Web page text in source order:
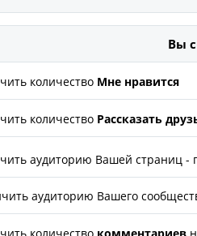
Вы
количество Мне нравится
количество Рассказать
аудиторию Вашей страниц -
аудиторию Вашего